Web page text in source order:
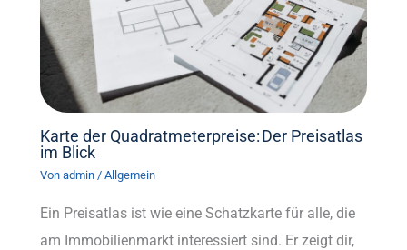
Karte der Quadratmeterpreise: Der Preisatlas
im Blick
Von admin / Allgemein
Ein Preisatlas ist wie eine Schatzkarte für alle, die
am Immobilienmarkt interessiert sind. Er zeigt dir,